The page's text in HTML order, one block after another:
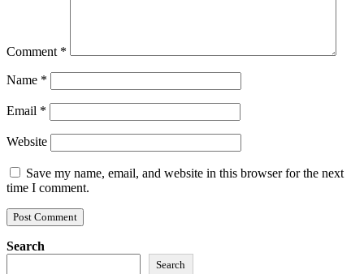
Comment *
Name *
Email *
Website
Save my name, email, and website in this browser for the next
time I comment.
Search
Search